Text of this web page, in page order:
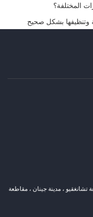
المختلفة؟
وتنظيفها بشكل صحيح
، مدينة جينان ، مقاطعة